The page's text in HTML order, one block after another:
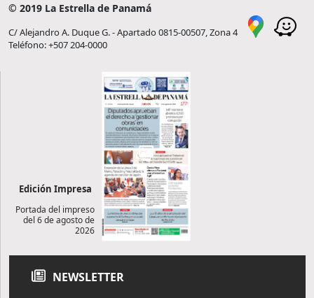
© 2019 La Estrella de Panamá
C/ Alejandro A. Duque G. - Apartado 0815-00507, Zona 4
Teléfono: +507 204-0000
Edición Impresa
Portada del impreso
del 6 de agosto de
2026
NEWSLETTER